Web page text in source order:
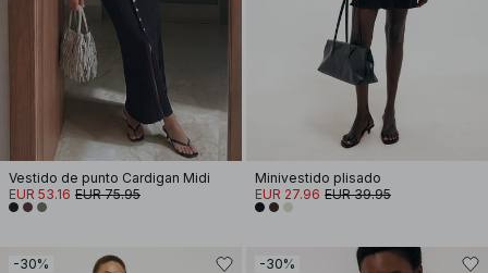
Vestido de punto Cardigan Midi
EUR 53.16 EUR 75.95
Minivestido plisado
EUR 27.96 EUR 39.95
-30% -30%